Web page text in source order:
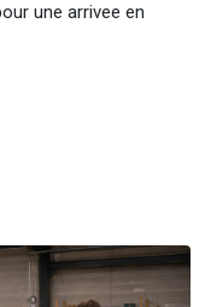
une arrivee en